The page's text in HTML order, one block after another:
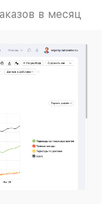
в месяц